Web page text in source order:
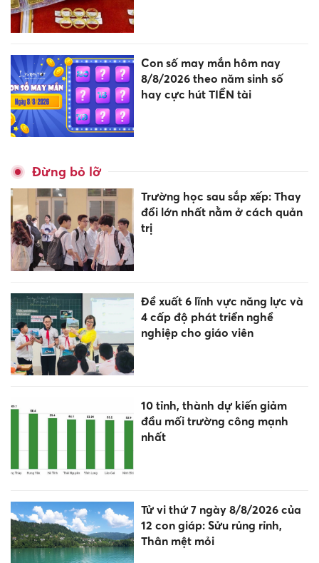
Con số may mắn hôm nay
8/8/2026 theo năm sinh số
hay cực hút TIỀN tài
Đừng bỏ lỡ
Trường học sau sắp xếp: Thay
đổi lớn nhất nằm ở cách quản
trị
Đề xuất 6 lĩnh vực năng lực và
4 cấp độ phát triển nghề
nghiệp cho giáo viên
10 tỉnh, thành dự kiến giảm
đầu mối trường công mạnh
nhất
Tử vi thứ 7 ngày 8/8/2026 của
12 con giáp: Sửu rủng rỉnh,
Thân mệt mỏi